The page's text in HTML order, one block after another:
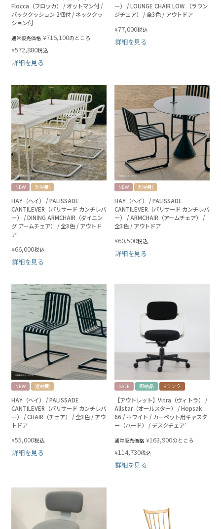
Flocca（フロッカ） / オットマン付 /
バッククッション 2個付 / ネッククッ
ション付
通常販売価格 ¥716,100のところ
¥572,880税込
詳細を見る
ー） / LOUNGE CHAIR LOW （ラウン
ジチェア） / 全3色 / アウトドア
¥77,000税込
詳細を見る
NEW 短納期
HAY（ヘイ） / PALISSADE
CANTILEVER（パリサード カンチレバ
ー） / DINING ARMCHAIR（ダイニン
グ アームチェア） / 全3色 / アウトド
ア
¥66,000税込
詳細を見る
NEW 短納期
HAY（ヘイ） / PALISSADE
CANTILEVER（パリサード カンチレバ
ー） / ARMCHAIR（アームチェア） /
全3色 / アウトドア
¥60,500税込
詳細を見る
NEW 短納期
HAY（ヘイ） / PALISSADE
CANTILEVER（パリサード カンチレバ
ー） / CHAIR（チェア） / 全3色 / アウ
トドア
¥55,000税込
詳細を見る
SALE 即納品 Bランク
【アウトレット】Vitra（ヴィトラ） /
Allstar（オールスター） / Hopsak
66 / ホワイト / カーペット用キャスタ
ー（ハード） / デスクチェア'
通常販売価格 ¥163,900のところ
¥114,730税込
詳細を見る